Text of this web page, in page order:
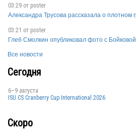
SRB
03:29 от poster
Александра Трусова рассказала о плотном
03:21 от poster
Глеб Смолкин опубликовал фото с
Все новости
Сегодня
6–9 августа
ISU CS Cranberry Cup International 2026
Скоро